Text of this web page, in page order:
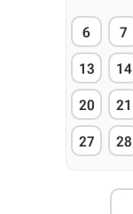
6 7
13 14
20 21
27 28